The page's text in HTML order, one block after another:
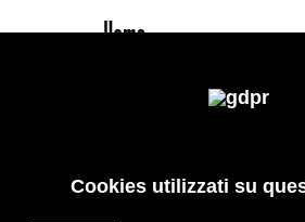
ACCAPPATOIO -30% -